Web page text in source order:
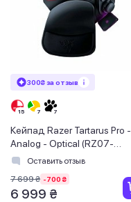
300₴ за отзыв
Кейпад Razer Tartarus Pro -
Analog - Optical (RZ07-
03110100-R3M1)
Оставить отзыв
7 699 ₴ -700 ₴
6 999 ₴